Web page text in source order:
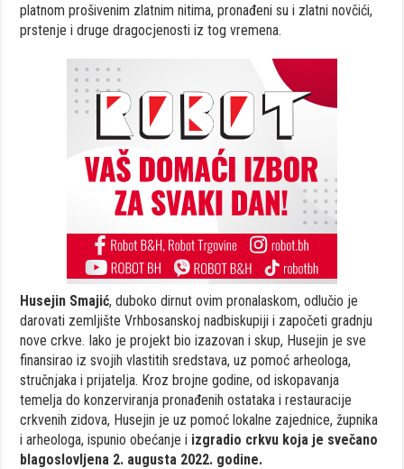
platnom prošivenim zlatnim nitima, pronađeni su i zlatni novčići,
prstenje i druge dragocjenosti iz tog vremena.
Husejin Smajić, duboko dirnut ovim pronalaskom, odlučio je
darovati zemljište Vrhbosanskoj nadbiskupiji i započeti gradnju
nove crkve. Iako je projekt bio izazovan i skup, Husejin je sve
finansirao iz svojih vlastitih sredstava, uz pomoć arheologa,
stručnjaka i prijatelja. Kroz brojne godine, od iskopavanja
temelja do konzerviranja pronađenih ostataka i restauracije
crkvenih zidova, Husejin je uz pomoć lokalne zajednice, župnika
i arheologa, ispunio obećanje i izgradio crkvu koja je svečano
blagoslovljena 2. augusta 2022. godine.